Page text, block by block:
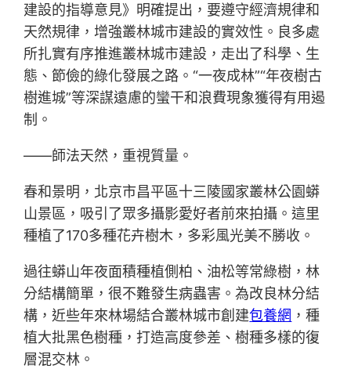
建設的指導意見》明確提出，要遵守經濟規律和
天然規律，增強叢林城市建設的實效性。良多處
所扎實有序推進叢林城市建設，走出了科學、生
態、節儉的綠化發展之路。“一夜成林”“年夜樹古
樹進城”等深謀遠慮的蠻干和浪費現象獲得有用遏
制。
——師法天然，重視質量。
春和景明，北京市昌平區十三陵國家叢林公園蟒
山景區，吸引了眾多攝影愛好者前來拍攝。這里
種植了170多種花卉樹木，多彩風光美不勝收。
過往蟒山年夜面積種植側柏、油松等常綠樹，林
分結構簡單，很不難發生病蟲害。為改良林分結
構，近些年來林場結合叢林城市創建包養網 ，種
植大批黑色樹種，打造高度參差、樹種多樣的復
層混交林。